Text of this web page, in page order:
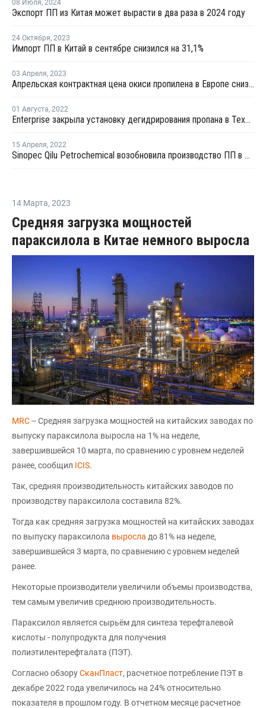
08 Июля, 2024
Экспорт ПП из Китая может вырасти в два раза в 2024 году
24 Октября, 2023
Импорт ПП в Китай в сентябре снизился на 31,1%
03 Апреля, 2023
Апрельская контрактная цена окиси пропилена в Европе снизилась на EUR32 за тонну
01 Августа, 2022
Enterprise закрыла установку дегидрирования пропана в Техасе на внеплановый ремонт
15 Апреля, 2022
Sinopec Qilu Petrochemical возобновила производство ПП в Китае
14 Марта, 2023
Средняя загрузка мощностей
параксилола в Китае немного выросла
MRC-- Средняя загрузка мощностей на китайских заводах по
выпуску параксилола выросла на 1% на неделе,
завершившейся 10 марта, по сравнению с уровнем неделей
ранее, сообщил ICIS.
Так, средняя производительность китайских заводов по
производству параксилола составила 82%.
Тогда как средняя загрузка мощностей на китайских заводах
по выпуску параксилола выросла до 81% на неделе,
завершившейся 3 марта, по сравнению с уровнем неделей
ранее.
Некоторые производители увеличили объемы производства,
тем самым увеличив среднюю производительность.
Параксилол является сырьём для синтеза терефталевой
кислоты - полупродукта для получения
полиэтилентерефталата (ПЭТ).
Согласно обзоруСканПласт, расчетное потребление ПЭТ в
декабре 2022 года увеличилось на 24% относительно
показателя в прошлом году. В отчетном месяце расчетное